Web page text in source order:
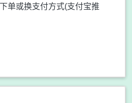
单或换支付方式(支付宝推